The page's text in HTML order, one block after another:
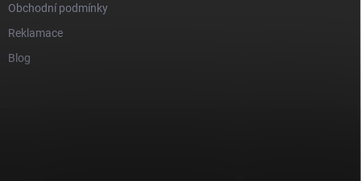
Obchodní podmínky
Reklamace
Blog